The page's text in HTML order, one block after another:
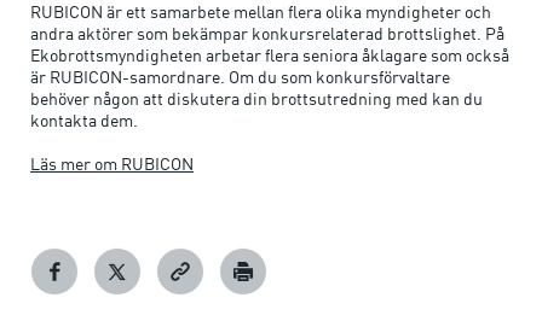
RUBICON är ett samarbete mellan flera olika myndigheter och
andra aktörer som bekämpar konkursrelaterad brottslighet. På
Ekobrottsmyndigheten arbetar flera seniora åklagare som också
är RUBICON-samordnare. Om du som konkursförvaltare
behöver någon att diskutera din brottsutredning med kan du
kontakta dem.
Läs mer om RUBICON